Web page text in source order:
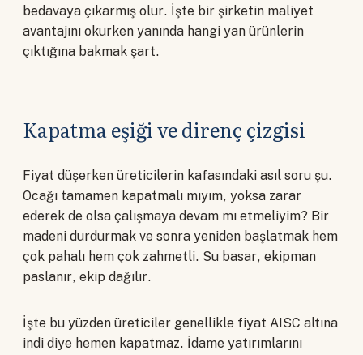
bedavaya çıkarmış olur. İşte bir şirketin maliyet
avantajını okurken yanında hangi yan ürünlerin
çıktığına bakmak şart.
Kapatma eşiği ve direnç çizgisi
Fiyat düşerken üreticilerin kafasındaki asıl soru şu.
Ocağı tamamen kapatmalı mıyım, yoksa zarar
ederek de olsa çalışmaya devam mı etmeliyim? Bir
madeni durdurmak ve sonra yeniden başlatmak hem
çok pahalı hem çok zahmetli. Su basar, ekipman
paslanır, ekip dağılır.
İşte bu yüzden üreticiler genellikle fiyat AISC altına
indi diye hemen kapatmaz. İdame yatırımlarını